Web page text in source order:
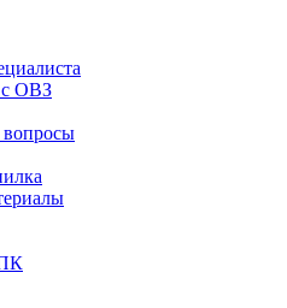
с ОВЗ
вопросы